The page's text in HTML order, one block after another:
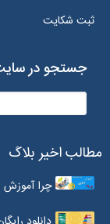
ثبت شکایت
جستجو در
مطالب اخیر بلاگ
چرا آموزش